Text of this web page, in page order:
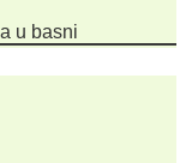
u basni